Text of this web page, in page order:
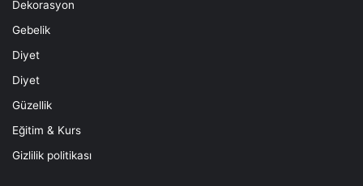
Dekorasyon
Gebelik
Diyet
Diyet
Güzellik
Eğitim & Kurs
Gizlilik politikası